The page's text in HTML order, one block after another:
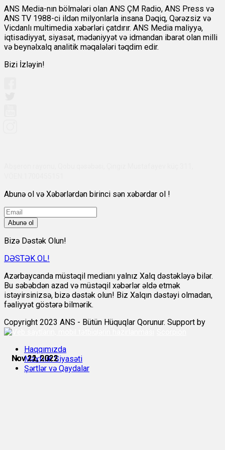
Nov 21, 2022
Nov 21, 2022
Nov 21, 2022
Nov 21, 2022
Nov 22, 2022
Nov 22, 2022
ANS Media-nın bölmələri olan ANS ÇM Radio, ANS Press və
ANS TV 1988-ci ildən milyonlarla insana Dəqiq, Qərəzsiz və
Vicdanlı multimedia xəbərləri çatdırır. ANS Media maliyyə,
iqtisadiyyat, siyasət, mədəniyyət və idmandan ibarət olan milli
və beynəlxalq analitik məqalələri təqdim edir.
Bizi İzləyin!
Abunə ol və Xəbərlərdən birinci sən xəbərdar ol !
Abunə ol
Bizə Dəstək Olun!
DƏSTƏK OL!
Azərbaycanda müstəqil medianı yalnız Xalq dəstəkləyə bilər.
Bu səbəbdən azad və müstəqil xəbərlər əldə etmək
istəyirsinizsə, bizə dəstək olun! Biz Xalqın dəstəyi olmadan,
fəaliyyət göstərə bilmərik.
Copyright 2023 ANS - Bütün Hüquqlar Qorunur. Support by
Haqqımızda
Məxfilik Siyasəti
Şərtlər və Qaydalar